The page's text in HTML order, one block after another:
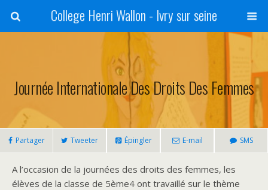
College Henri Wallon - Ivry sur seine
Journée Internationale Des Droits Des Femmes
Partager Tweeter Épingler E-mail SMS
A l’occasion de la journées des droits des femmes, les
élèves de la classe de 5ème4 ont travaillé sur le thème